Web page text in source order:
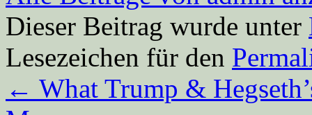
Dieser Beitrag wurde unter
Lesezeichen für den
← What Trump &